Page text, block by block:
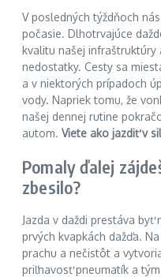
V posledných týždňoch
počasie. Dlhotrvajúce
kvalitu našej
nedostatky. Cesty sa
a v niektorých prípadoch
vody. Napriek tomu, že
našej dennej rutine
autom. Viete ako jazdiť v
Pomaly ďalej
zbesilo?
Jazda v daždi prestáva byť
prvých kvapkách dažďa.
prachu a nečistôt a
priľnavosť pneumatík a